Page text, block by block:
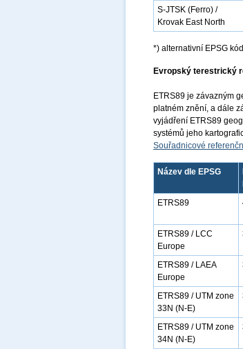
S-JTSK (Ferro) /
Krovak East North
*) alternativní EPSG
Evropský terestrický
ETRS89 je závazným
platném znění, a dále
vyjádření ETRS89
systémů jeho
Souřadnicové
Název dle EPSG
ETRS89
ETRS89 / LCC
Europe
ETRS89 / LAEA
Europe
ETRS89 / UTM zone
33N (N-E)
ETRS89 / UTM zone
34N (N-E)